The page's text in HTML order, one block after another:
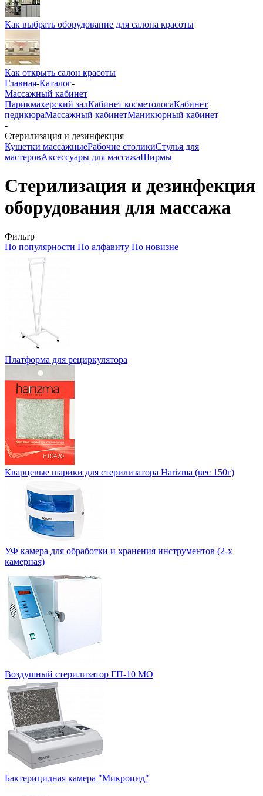
Как выбрать оборудование для салона красоты
Как открыть салон красоты
Главная-Каталог-
Массажный кабинет
Парикмахерский залКабинет косметологаКабинет
педикюраМассажный кабинетМаникюрный кабинет
-
Стерилизация и дезинфекция
Кушетки массажныеРабочие столикиСтулья для
мастеровАксессуары для массажаШирмы
Стерилизация и дезинфекция
оборудования для массажа
Фильтр
По популярности По алфавиту По новизне
Платформа для рециркулятора
Кварцевые шарики для стерилизатора Harizma (вес 150г)
УФ камера для обработки и хранения инструментов (2-х
камерная)
Воздушный стерилизатор ГП-10 МО
Бактерицидная камера "Микроцид"